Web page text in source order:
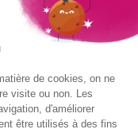
sur nous
vos habitudes
parquet,